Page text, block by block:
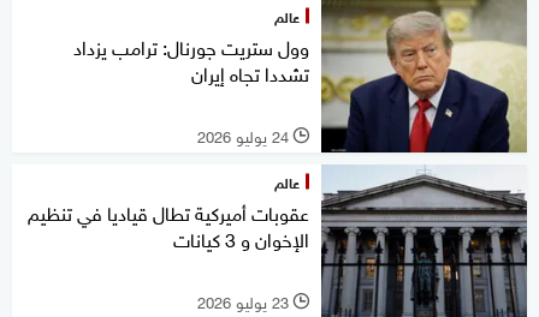
عالم
وول ستريت جورنال: ترامب يزداد
تشددا تجاه إيران
l 24 يوليو 2026
عالم
عقوبات أميركية تطال قياديا في تنظيم
الإخوان و 3 كيانات
l 23 يوليو 2026